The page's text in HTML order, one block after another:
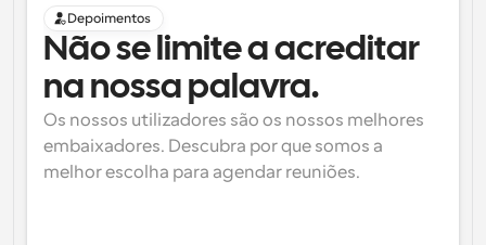
Depoimentos
Não se limite a acreditar
na nossa palavra.
Os nossos utilizadores são os nossos melhores
embaixadores. Descubra por que somos a
melhor escolha para agendar reuniões.